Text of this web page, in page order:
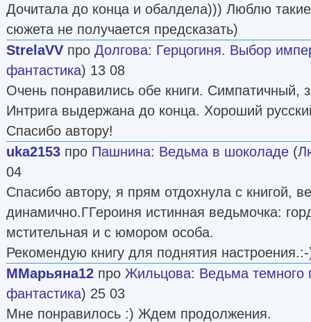
Дочитала до конца и обалдела))) Люблю
сюжета не получается предсказать)
StrelaVV про Долгова: Герцогиня. Выбор
фантастика) 13 08
Очень понравились обе книги. Симпатичный,
Интрига выдержана до конца. Хороший
Спасибо автору!
uka2153 про Пашнина: Ведьма в шоколаде (
04
Спасибо автору, я прям отдохнула с книгой,
динамично.ГГероиня истинная ведьмочка:
мстительная и с юмором особа.
Рекомендую книгу для поднятия
ММарьяна12 про Жильцова: Ведьма темного
фантастика) 25 03
Мне понравилось :) Ждем продолжения.